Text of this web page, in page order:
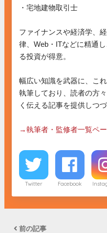
・宅地建物取引士
ファイナンスや経済学、
律、Web・ITなどに精通
る投資が得意。
幅広い知識を武器に、こ
執筆しており、読者の方
く伝える記事を提供しつづ
→執筆者・監修者一覧ペ
Twitter Facebook
前の記事